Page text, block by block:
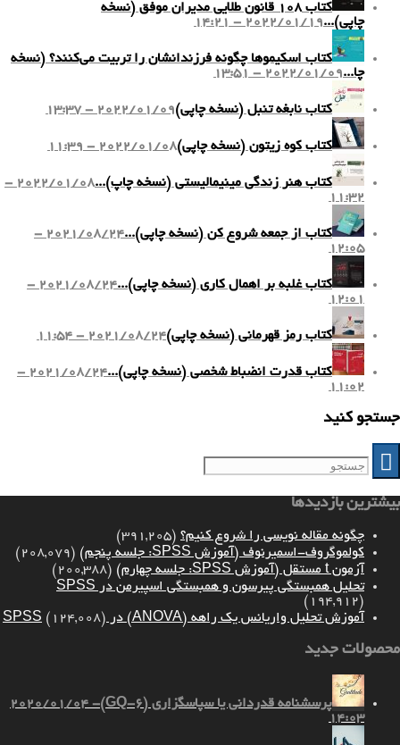
کتاب ۱۰۸ قانون طلایی مدیران موفق (نسخه
چاپی)...2022/01/19 - 14:21
کتاب اسکیموها چگونه فرزندانشان را تربیت می‌کنند؟ (نسخه
چا...2022/01/09 - 13:51
کتاب نابغه تنبل (نسخه چاپی)2022/01/09 - 13:37
کتاب کوه زیتون (نسخه چاپی)2022/01/08 - 11:39
کتاب هنر زندگی مینیمالیستی (نسخه چاپ)...
2022/01/08 -
11:32
کتاب از جمعه شروع کن (نسخه چاپی)...
2021/08/24 -
12:05
کتاب غلبه بر اهمال کاری (نسخه چاپی)...
2021/08/24 -
12:01
کتاب رمز قهرمانی (نسخه چاپی)2021/08/24 - 11:54
کتاب قدرت انضباط شخصی (نسخه چاپی)...
2021/08/24 -
11:02
جستجو کنید
بیشترین بازدیدها
چگونه مقاله نویسی را شروع کنیم؟ (391,205)
کولموگروف-اسمیرنوف (آموزش SPSS: جلسه پنجم)
(208,079)
آزمون t مستقل (آموزش SPSS: جلسه چهارم)
(200,388)
تحلیل همبستگی پیرسون و همبستگی اسپیرمن در SPSS
(194,912)
آموزش تحلیل واریانس یک راهه (ANOVA) در SPSS
(124,008)
محصولات جدید
پرسشنامه قدردانی یا سپاسگزاری (GQ-6)
2020/01/04 -
14:03